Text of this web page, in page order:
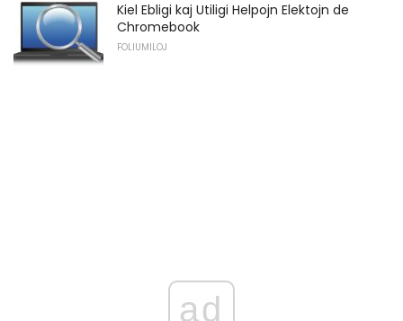
Kiel Ebligi kaj Utiligi Helpojn Elektojn de
Chromebook
FOLIUMILOJ
ad